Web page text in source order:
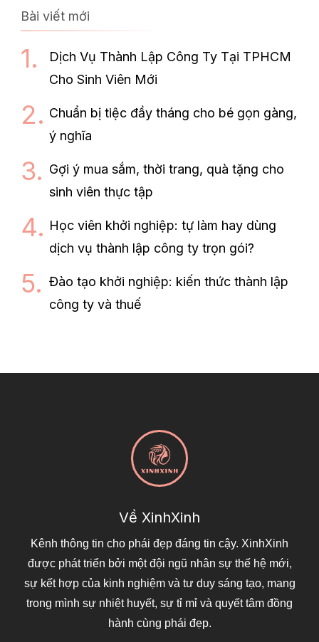
Bài viết mới
Dịch Vụ Thành Lập Công Ty Tại TPHCM
Cho Sinh Viên Mới
Chuẩn bị tiệc đầy tháng cho bé gọn gàng,
ý nghĩa
Gợi ý mua sắm, thời trang, quà tặng cho
sinh viên thực tập
Học viên khởi nghiệp: tự làm hay dùng
dịch vụ thành lập công ty trọn gói?
Đào tạo khởi nghiệp: kiến thức thành lập
công ty và thuế
Về XinhXinh
Kênh thông tin cho phái đẹp đáng tin cậy. XinhXinh
được phát triển bởi một đội ngũ nhân sự thế hệ mới,
sự kết hợp của kinh nghiệm và tư duy sáng tạo, mang
trong mình sự nhiệt huyết, sự tỉ mỉ và quyết tâm đồng
hành cùng phái đẹp.